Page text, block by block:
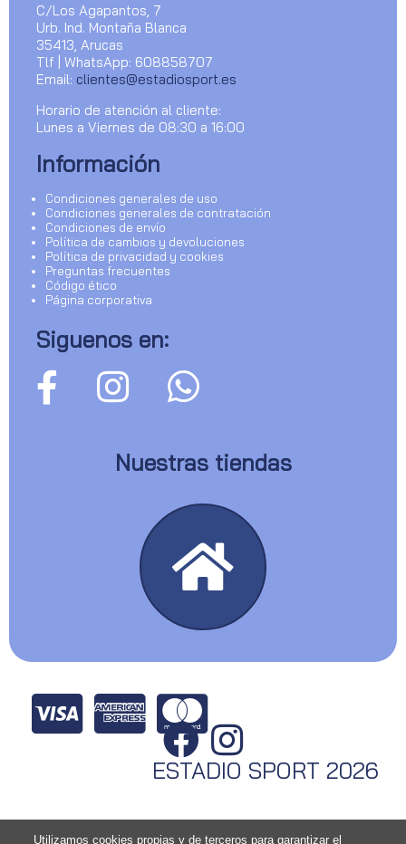
C/Los Agapantos, 7
Urb. Ind. Montaña Blanca
35413, Arucas
Tlf | WhatsApp: 608858707
Email: clientes@estadiosport.es
Horario de atención al cliente:
Lunes a Viernes de 08:30 a 16:00
Información
Condiciones generales de uso
Condiciones generales de contratación
Condiciones de envío
Política de cambios y devoluciones
Política de privacidad y cookies
Preguntas frecuentes
Código ético
Página corporativa
Siguenos en:
Nuestras tiendas
ESTADIO SPORT 2026
Utilizamos cookies propias y de terceros para garantizar el